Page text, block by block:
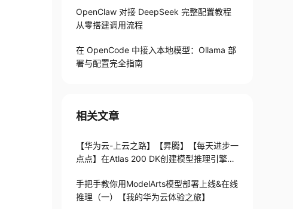
OpenClaw 对接 DeepSeek 完整配置教程
从零搭建调用流程
在 OpenCode 中接入本地模型：Ollama 部
署与配置完全指南
相关文章
【华为云-上云之路】【昇腾】【每天进步一
点点】在Atlas 200 DK创建模型推理引擎，
手把手教你用ModelArts模型部署上线&在线
推理（一）【我的华为云体验之旅】